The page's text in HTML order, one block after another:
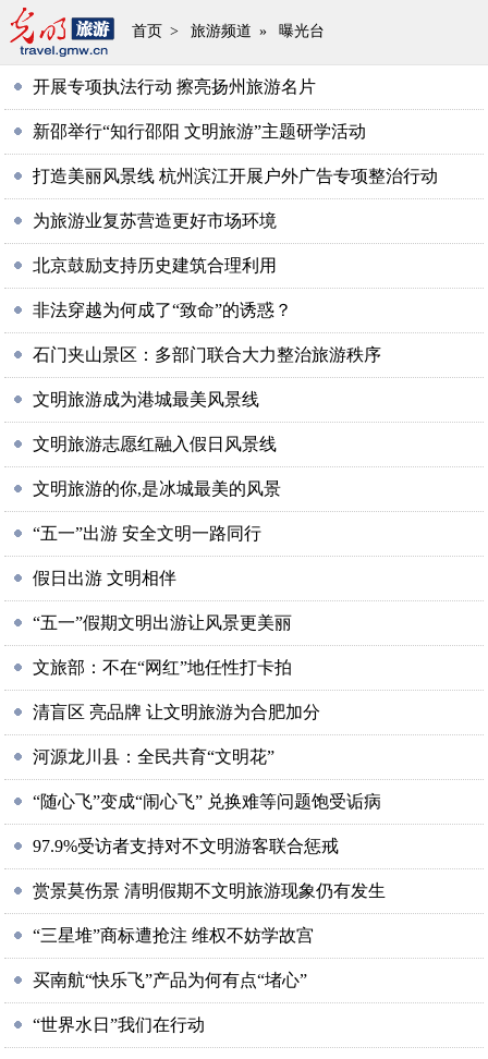
首页 > 旅游频道 » 曝光台
开展专项执法行动 擦亮扬州旅游名片
新邵举行“知行邵阳 文明旅游”主题研学活动
打造美丽风景线 杭州滨江开展户外广告专项整治行动
为旅游业复苏营造更好市场环境
北京鼓励支持历史建筑合理利用
非法穿越为何成了“致命”的诱惑？
石门夹山景区：多部门联合大力整治旅游秩序
文明旅游成为港城最美风景线
文明旅游志愿红融入假日风景线
文明旅游的你,是冰城最美的风景
“五一”出游 安全文明一路同行
假日出游 文明相伴
“五一”假期文明出游让风景更美丽
文旅部：不在“网红”地任性打卡拍
清盲区 亮品牌 让文明旅游为合肥加分
河源龙川县：全民共育“文明花”
“随心飞”变成“闹心飞” 兑换难等问题饱受诟病
97.9%受访者支持对不文明游客联合惩戒
赏景莫伤景 清明假期不文明旅游现象仍有发生
“三星堆”商标遭抢注 维权不妨学故宫
买南航“快乐飞”产品为何有点“堵心”
“世界水日”我们在行动